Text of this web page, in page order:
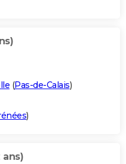
(Pas-de-Calais)
)
ans)